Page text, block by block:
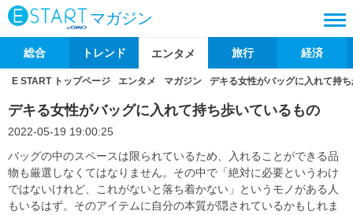
マガジン
総合 トレンド エンタメ 旅行 経済
E START トップページ エンタメ マガジン デキる女性がバッグに入れて持
デキる女性がバッグに入れて持ち歩いているもの
2022-05-19 19:00:25
バッグの中のスペースは限られているため、入れることができる品
物も厳選しなくてはなりません。その中で「絶対に必要というわけ
ではないけれど、これがないと落ち着かない」というモノがある人
もいるはず。そのアイテムに自分の本質が隠されているかもしれま